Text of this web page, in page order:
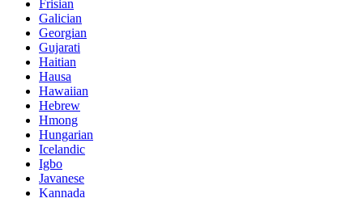
Frisian
Galician
Georgian
Gujarati
Haitian
Hausa
Hawaiian
Hebrew
Hmong
Hungarian
Icelandic
Igbo
Javanese
Kannada